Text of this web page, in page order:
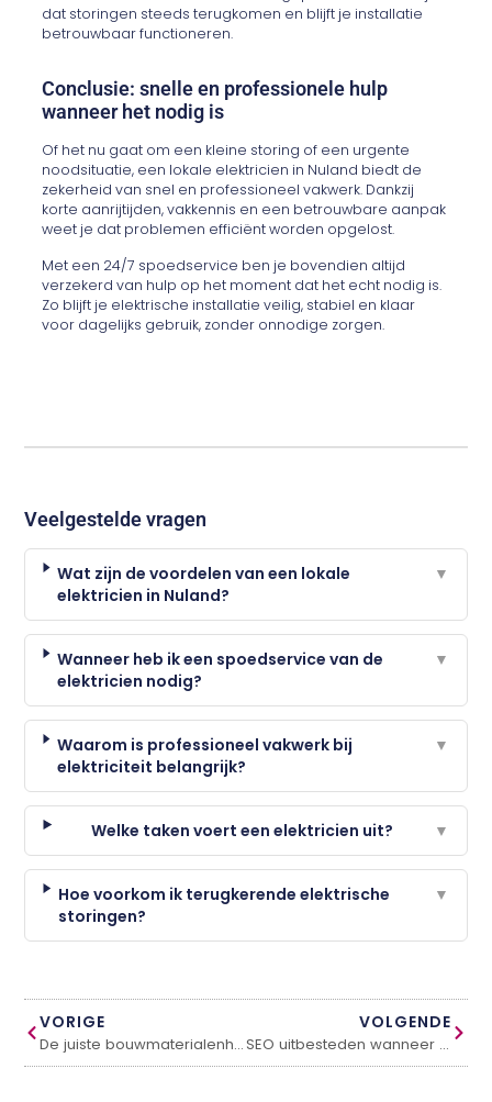
dat storingen steeds terugkomen en blijft je installatie
betrouwbaar functioneren.
Conclusie: snelle en professionele hulp
wanneer het nodig is
Of het nu gaat om een kleine storing of een urgente
noodsituatie, een lokale elektricien in Nuland biedt de
zekerheid van snel en professioneel vakwerk. Dankzij
korte aanrijtijden, vakkennis en een betrouwbare aanpak
weet je dat problemen efficiënt worden opgelost.
Met een 24/7 spoedservice ben je bovendien altijd
verzekerd van hulp op het moment dat het echt nodig is.
Zo blijft je elektrische installatie veilig, stabiel en klaar
voor dagelijks gebruik, zonder onnodige zorgen.
Veelgestelde vragen
Wat zijn de voordelen van een lokale
elektricien in Nuland?
▼
Wanneer heb ik een spoedservice van de
elektricien nodig?
▼
Waarom is professioneel vakwerk bij
elektriciteit belangrijk?
▼
Welke taken voert een elektricien uit? ▼
Hoe voorkom ik terugkerende elektrische
storingen?
▼
VORIGE
De juiste bouwmaterialenhandel in Nederland kiezen voor uw project
VOLGENDE
SEO uitbesteden wanneer uw bedrijf er klaar voor is